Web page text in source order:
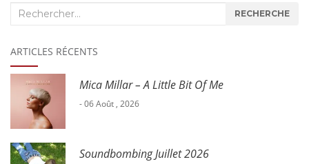
Recherche
RECHERCHE
ARTICLES RÉCENTS
Mica Millar – A Little Bit Of Me
- 06 Août , 2026
Soundbombing Juillet 2026